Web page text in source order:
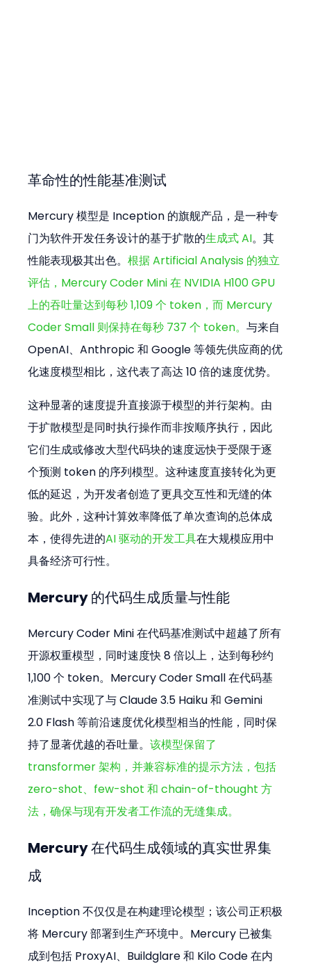
革命性的性能基准测试
Mercury 模型是 Inception 的旗舰产品，是一种专
门为软件开发任务设计的基于扩散的生成式 AI。其
性能表现极其出色。根据 Artificial Analysis 的独立
评估，Mercury Coder Mini 在 NVIDIA H100 GPU
上的吞吐量达到每秒 1,109 个 token，而 Mercury
Coder Small 则保持在每秒 737 个 token。与来自
OpenAI、Anthropic 和 Google 等领先供应商的优
化速度模型相比，这代表了高达 10 倍的速度优势。
这种显著的速度提升直接源于模型的并行架构。由
于扩散模型是同时执行操作而非按顺序执行，因此
它们生成或修改大型代码块的速度远快于受限于逐
个预测 token 的序列模型。这种速度直接转化为更
低的延迟，为开发者创造了更具交互性和无缝的体
验。此外，这种计算效率降低了单次查询的总体成
本，使得先进的AI 驱动的开发工具在大规模应用中
具备经济可行性。
Mercury 的代码生成质量与性能
Mercury Coder Mini 在代码基准测试中超越了所有
开源权重模型，同时速度快 8 倍以上，达到每秒约
1,100 个 token。Mercury Coder Small 在代码基
准测试中实现了与 Claude 3.5 Haiku 和 Gemini
2.0 Flash 等前沿速度优化模型相当的性能，同时保
持了显著优越的吞吐量。该模型保留了
transformer 架构，并兼容标准的提示方法，包括
zero-shot、few-shot 和 chain-of-thought 方
法，确保与现有开发者工作流的无缝集成。
Mercury 在代码生成领域的真实世界集
成
Inception 不仅仅是在构建理论模型；该公司正积极
将 Mercury 部署到生产环境中。Mercury 已被集
成到包括 ProxyAI、Buildglare 和 Kilo Code 在内